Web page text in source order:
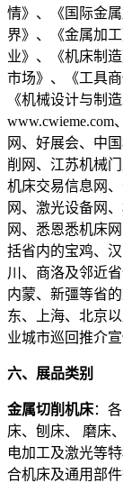
情》、《国际金
界》、《金属加
业》、《机床制
市场》、《工具
《机械设计与制
网、好展会、中
削网、江苏机械
机床交易信息网
网、激光设备网
网、悉恩悉机床
括省内的宝鸡、
川、商洛及邻近
内蒙、新彊等省
东、上海、北京
业城市巡回推介
六、展品类别
金属切削机床：
床、刨床、 磨床
电加工及激光等
合机床及通用部件